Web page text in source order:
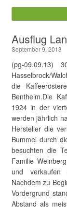
Ausflug
September 9, 2013
(pg-09.09.13)
Hasselbrock/
die
Bentheim.Die
1924 in der
werden jährlich
Hersteller die
Bummel durch
besuchten die
Familie
und verkaufen
Nachdem zu
Vordergrund
Abstand als